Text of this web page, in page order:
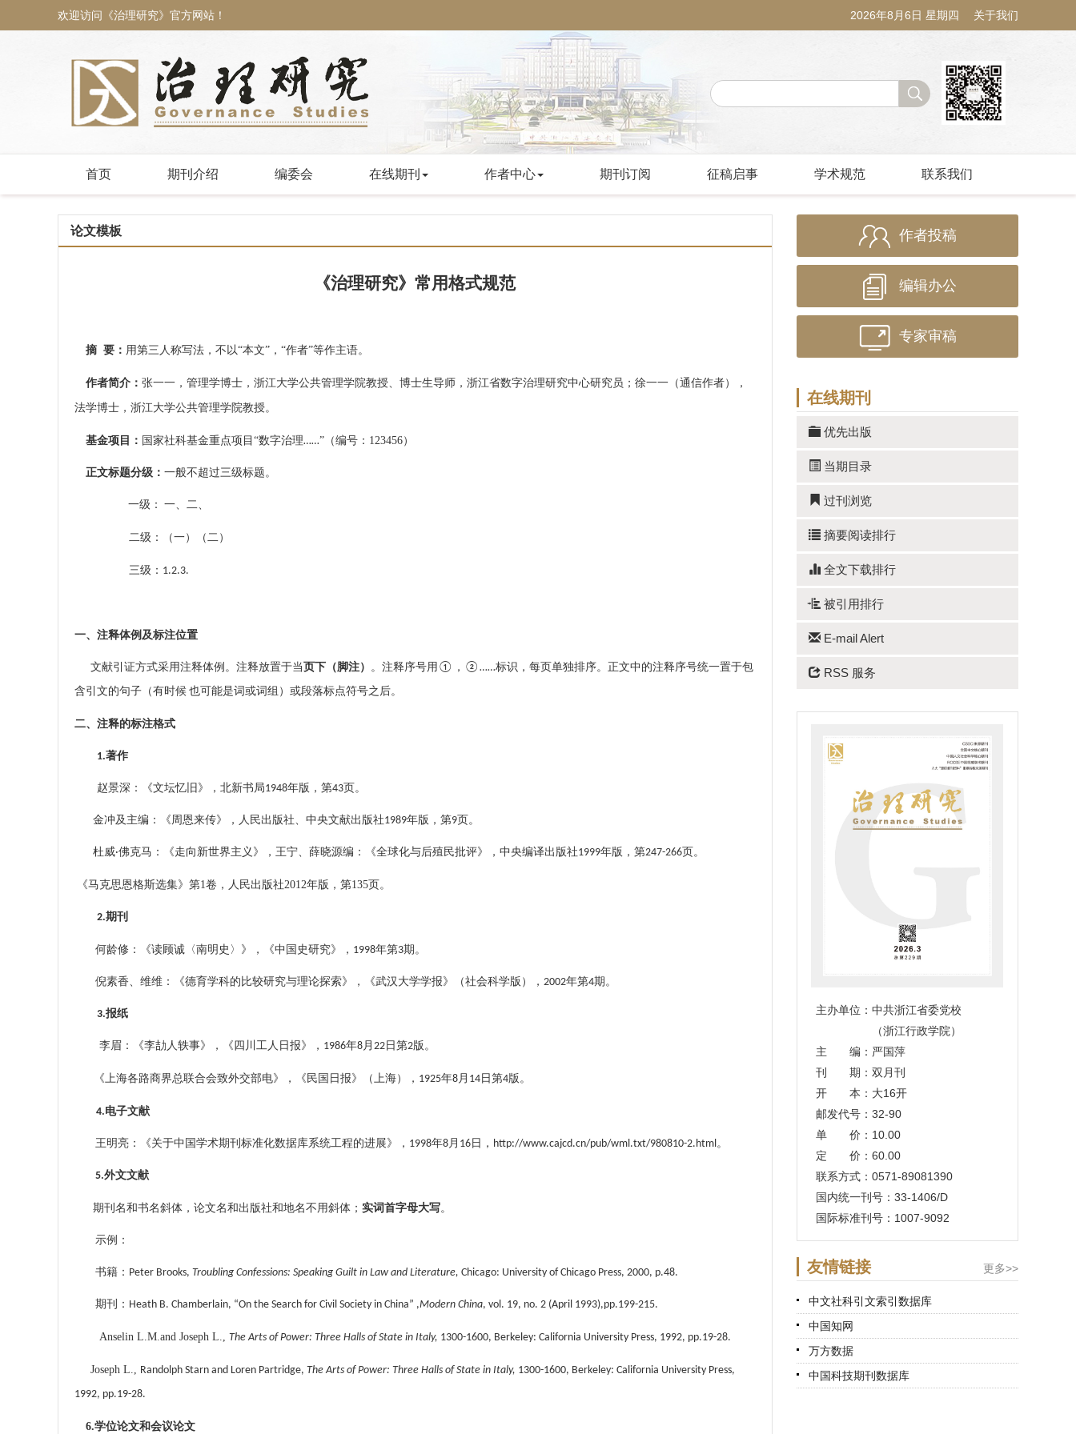
欢迎访问《治理研究》官方网站！ 2026年8月6日 星期四 关于我们
首页 期刊介绍 编委会 在线期刊 作者中心 期刊订阅 征稿启事 学术规范 联系我们
论文模板
《治理研究》常用格式规范
摘 要： 用第三人称写法，不以“本文”，“作者”等作主语。
作者简介： 张一一，管理学博士，浙江大学公共管理学院教授、博士生导师，浙江省数字治理研究中心研究员 ；徐一一（通信作者），
法学博士，浙江大学公共管理学院教授。
基金项目： 国家社科基金重点项目“数字治理……”（编号： 123456）
正文标题分级： 一般不超过三级标题。
一级： 一、二、
二级：（一）（二）
三级： 1.2.3.
一、 注释体例及标注位置
文献引证方式采用注释体例。注释放置于当页下（脚注） 。注释序号用 ① ， ②……标识，每页单独排序。正文中的注释序号统一置于包
含引文的句子（有时候 也可能是词或词组）或段落标点符号之后。
二、注释的标注格式
1.著作
赵景深：《文坛忆旧》，北新书局1948年版，第43页。
金冲及主编：《周恩来传》，人民出版社、中央文献出版社1989年版，第9页。
杜威·佛克马：《走向新世界主义》，王宁、薛晓源编：《全球化与后殖民批评》，中央编译出版社1999年版，第247-266页。
《马克思恩格斯选集》第1卷，人民出版社2012年版，第135页。
2.期刊
何龄修：《读顾诚〈南明史〉》 ， 《中国史研究》 ， 1998年第3期。
倪素香、维维：《德育学科的比较研究与理论探索》，《武汉大学学报》（社会科学版），2002年第4期。
3.报纸
李眉：《李劼人轶事》，《四川工人日报》， 1986年8月22 日第2版。
《上海各路商界总联合会致外交部电》，《民国日报》（上海）， 1925年8月 14 日第4版。
4.电子文献
王明亮：《关于中国学术期刊标准化数据库系统工程的进展》， 1998年8月 16 日， http://www.cajcd.cn/pub/wml.txt/980810-2.html。
5.外文文献
期刊名和书名斜体，论文名和 出版社和地名不用斜体 ；实词首字母大写。
示例：
书籍： Peter Brooks,Troubling Confessions: Speaking Guilt in Law and Literature, Chicago: University of Chicago Press, 2000, p.48.
期刊： Heath B. Chamberlain, “On the Search for Civil Society in China” ,Modern China, vol. 19, no. 2 (April 1993),pp.199-215.
Anselin L.M.and Joseph L.,The Arts of Power: Three Halls of State in Italy, 1300-1600, Berkeley: California University Press, 1992, pp.19-28.
Joseph L., Randolph Starn and Loren Partridge, The Arts of Power: Three Halls of State in Italy, 1300-1600, Berkeley: California University Press,
1992, pp.19-28.
6.学位论文和会议论文
作者投稿
编辑办公
专家审稿
在线期刊
优先出版
当期目录
过刊浏览
摘要阅读排行
全文下载排行
被引用排行
E-mail Alert
RSS 服务
主办单位：中共浙江省委党校
（浙江行政学院）
主 编：严国萍
刊 期：双月刊
开 本：大16开
邮发代号：32-90
单 价：10.00
定 价：60.00
联系方式：0571-89081390
国内统一刊号：33-1406/D
国际标准刊号：1007-9092
友情链接 更多>>
中文社科引文索引数据库
中国知网
万方数据
中国科技期刊数据库